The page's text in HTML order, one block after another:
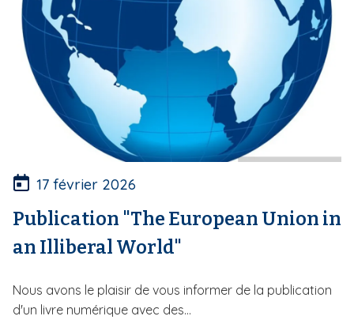
17 février 2026
Publication "The European Union in
an Illiberal World"
Nous avons le plaisir de vous informer de la publication
d'un livre numérique avec des...